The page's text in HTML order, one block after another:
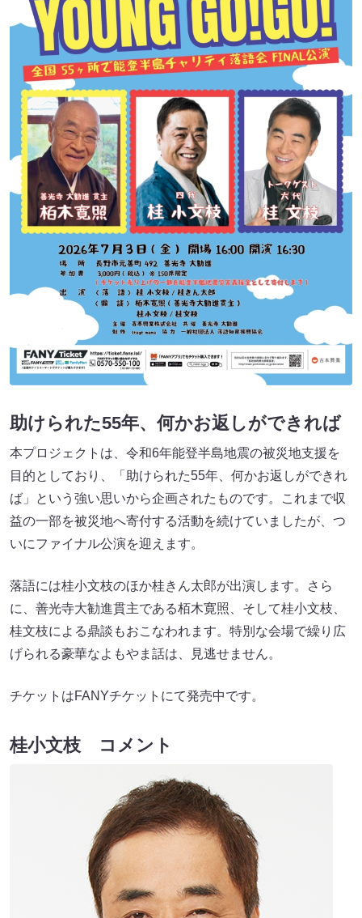
助けられた55年、何かお返しができれば
本プロジェクトは、令和6年能登半島地震の被災地支援を
目的としており、「助けられた55年、何かお返しができれ
ば」という強い思いから企画されたものです。これまで収
益の一部を被災地へ寄付する活動を続けていましたが、つ
いにファイナル公演を迎えます。
落語には桂小文枝のほか桂きん太郎が出演します。さら
に、善光寺大勧進貫主である栢木寛照、そして桂小文枝、
桂文枝による鼎談もおこなわれます。特別な会場で繰り広
げられる豪華なよもやま話は、見逃せません。
チケットはFANYチケットにて発売中です。
桂小文枝 コメント